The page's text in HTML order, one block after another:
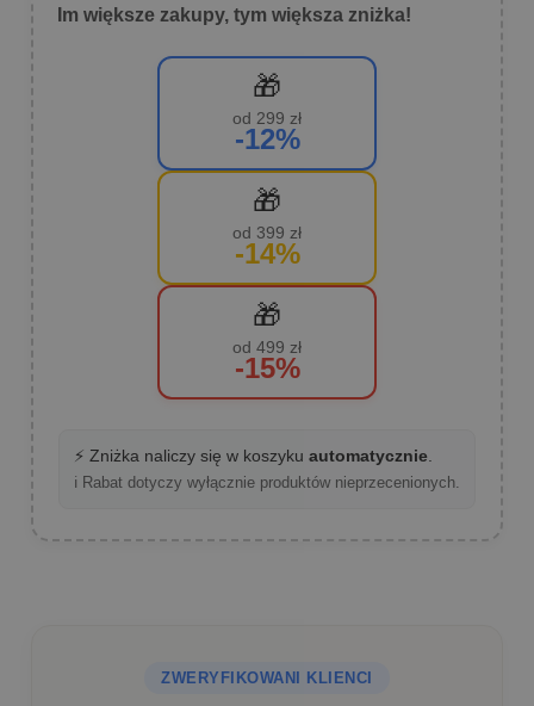
Im większe zakupy, tym większa zniżka!
🎁
od 299 zł
-12%
🎁
od 399 zł
-14%
🎁
od 499 zł
-15%
⚡ Zniżka naliczy się w koszyku automatycznie
ℹ️ Rabat dotyczy wyłącznie produktów nieprzecenionych.
ZWERYFIKOWANI KLIENCI